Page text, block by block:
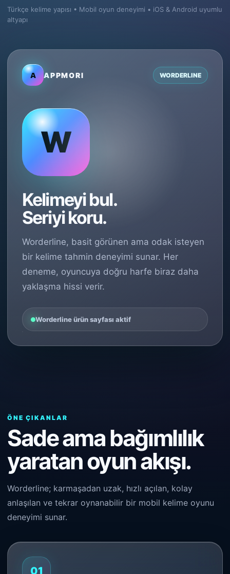
Türkçe kelime yapısı • Mobil oyun deneyimi • iOS & Android uyumlu
altyapı
A APPMORI WORDERLINE
W
Kelimeyi bul.
Seriyi koru.
Worderline, basit görünen ama odak isteyen
bir kelime tahmin deneyimi sunar. Her
deneme, oyuncuya doğru harfe biraz daha
yaklaşma hissi verir.
Worderline ürün sayfası aktif
ÖNE ÇIKANLAR
Sade ama bağımlılık
yaratan oyun akışı.
Worderline; karmaşadan uzak, hızlı açılan, kolay
anlaşılan ve tekrar oynanabilir bir mobil kelime oyunu
deneyimi sunar.
01